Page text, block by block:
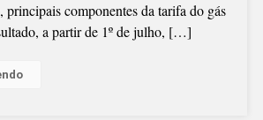
DE
SÁBADO
principais componentes da tarifa do gás
a partir de 1º de julho, […]